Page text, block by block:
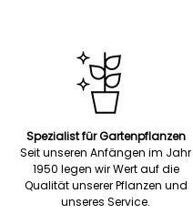
Spezialist für Gartenpflanzen
Seit unseren Anfängen im Jahr
1950 legen wir Wert auf die
Qualität unserer Pflanzen und
unseres Service.